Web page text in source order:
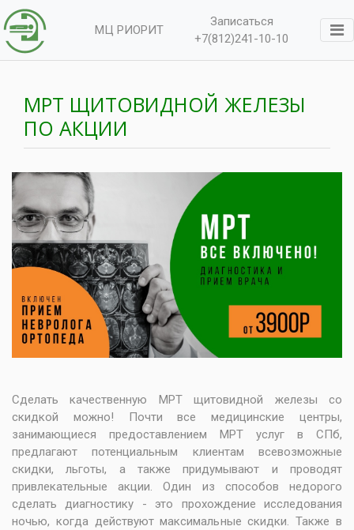
МЦ РИОРИТ
Записаться
+7(812)241-10-10
МРТ ЩИТОВИДНОЙ ЖЕЛЕЗЫ
ПО АКЦИИ
Сделать качественную МРТ щитовидной железы со
скидкой можно! Почти все медицинские центры,
занимающиеся предоставлением МРТ услуг в СПб,
предлагают потенциальным клиентам всевозможные
скидки, льготы, а также придумывают и проводят
привлекательные акции. Один из способов недорого
сделать диагностику - это прохождение исследования
ночью, когда действуют максимальные скидки. Также в